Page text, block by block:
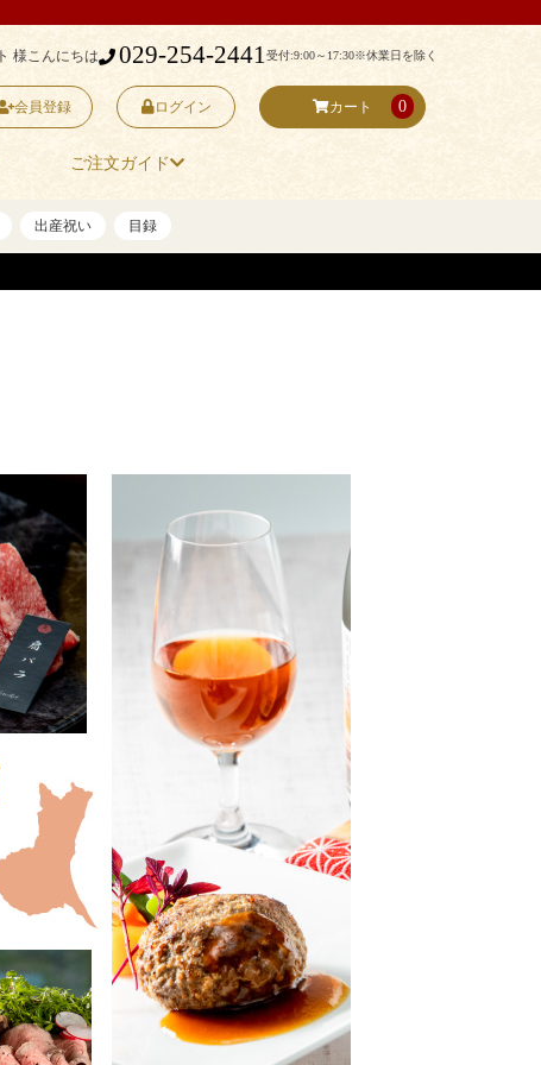
様こんにちは 029-254-2441受付:9:00～17:30※休業日を除く
会員登録 ログイン カート 0
ご注文ガイド
出産祝い 目録